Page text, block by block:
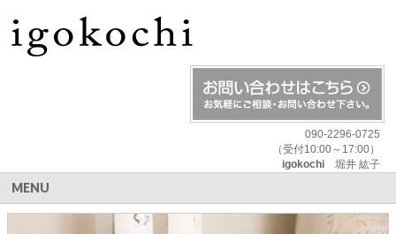
090-2296-0725
（受付10:00～17:00）
igokochi堀井 紘子
MENU